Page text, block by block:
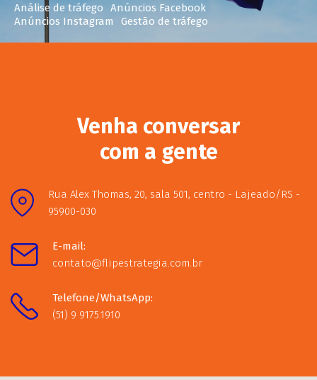
Análise de tráfego
Anúncios Facebook
Anúncios Instagram
Gestão de tráfego
Venha conversar
com a gente
Rua Alex Thomas, 20, sala 501, centro - Lajeado/RS -
95900-030
E-mail:
contato@flipestrategia.com.br
Telefone/WhatsApp:
(51) 9 9175.1910